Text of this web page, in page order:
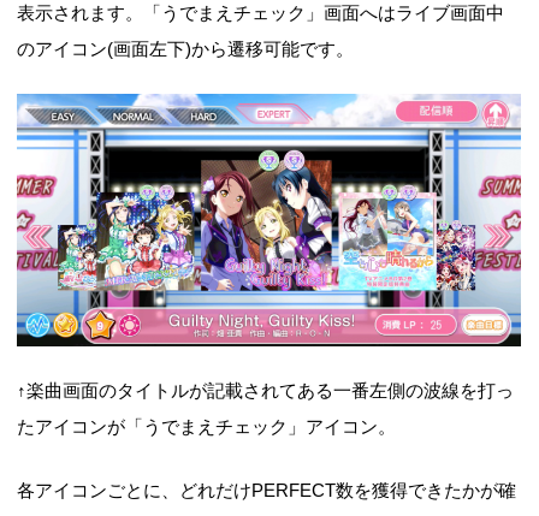
表示されます。「うでまえチェック」画面へはライブ画面中
のアイコン(画面左下)から遷移可能です。
↑楽曲画面のタイトルが記載されてある一番左側の波線を打っ
たアイコンが「うでまえチェック」アイコン。
各アイコンごとに、どれだけPERFECT数を獲得できたかが確